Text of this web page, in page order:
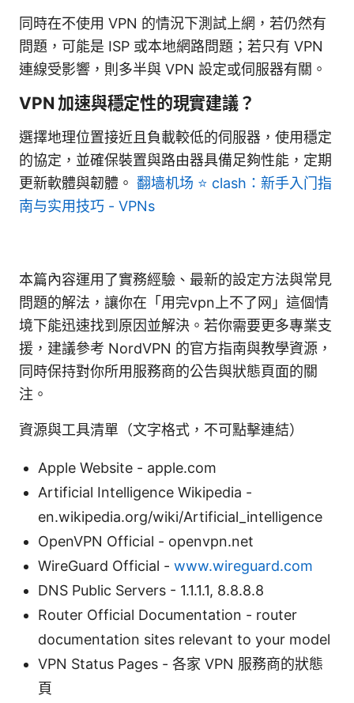
同時在不使用 VPN 的情況下測試上網，若仍然有
問題，可能是 ISP 或本地網路問題；若只有 VPN
連線受影響，則多半與 VPN 設定或伺服器有關。
VPN 加速與穩定性的現實建議？
選擇地理位置接近且負載較低的伺服器，使用穩定
的協定，並確保裝置與路由器具備足夠性能，定期
更新軟體與韌體。 翻墙机场 ⭐ clash：新手入门指
南与实用技巧 - VPNs
本篇內容運用了實務經驗、最新的設定方法與常見
問題的解法，讓你在「用完vpn上不了网」這個情
境下能迅速找到原因並解決。若你需要更多專業支
援，建議參考 NordVPN 的官方指南與教學資源，
同時保持對你所用服務商的公告與狀態頁面的關
注。
資源與工具清單（文字格式，不可點擊連結）
Apple Website - apple.com
Artificial Intelligence Wikipedia -
en.wikipedia.org/wiki/Artificial_intelligence
OpenVPN Official - openvpn.net
WireGuard Official - www.wireguard.com
DNS Public Servers - 1.1.1.1, 8.8.8.8
Router Official Documentation - router
documentation sites relevant to your model
VPN Status Pages - 各家 VPN 服務商的狀態
頁